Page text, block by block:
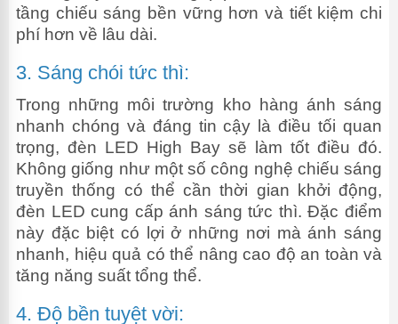
tầng chiếu sáng bền vững hơn và tiết kiệm chi
phí hơn về lâu dài.
3. Sáng chói tức thì:
Trong những môi trường kho hàng ánh sáng
nhanh chóng và đáng tin cậy là điều tối quan
trọng, đèn LED High Bay sẽ làm tốt điều đó.
Không giống như một số công nghệ chiếu sáng
truyền thống có thể cần thời gian khởi động,
đèn LED cung cấp ánh sáng tức thì. Đặc điểm
này đặc biệt có lợi ở những nơi mà ánh sáng
nhanh, hiệu quả có thể nâng cao độ an toàn và
tăng năng suất tổng thể.
4. Độ bền tuyệt vời: